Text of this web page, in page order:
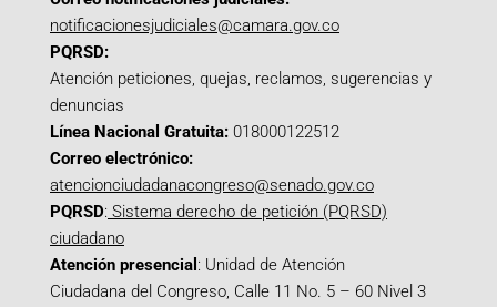
notificacionesjudiciales@camara.gov.co
PQRSD:
Atención peticiones, quejas, reclamos, sugerencias y
denuncias
Línea Nacional Gratuita: 018000122512
Correo electrónico:
atencionciudadanacongreso@senado.gov.co
PQRSD: Sistema derecho de petición (PQRSD)
ciudadano
Atención presencial : Unidad de Atención
Ciudadana del Congreso, Calle 11 No. 5 – 60 Nivel 3